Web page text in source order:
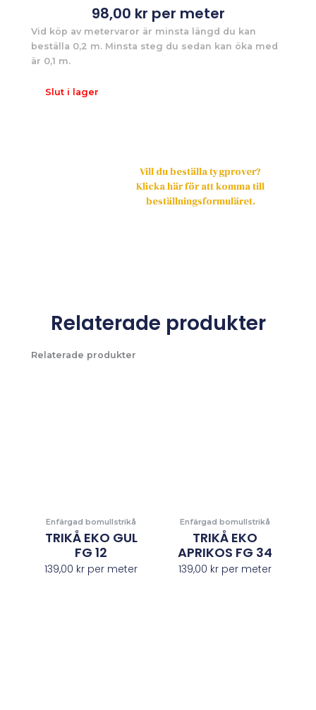
98,00 kr per meter
Vid köp av metervaror är minsta längd du kan
beställa 0,2 m. Minsta steg du sedan kan öka med
är 0,1 m.
Slut i lager
Vill du beställa tygprover?
Klicka här för att komma till
beställningsformuläret.
Relaterade produkter
Relaterade produkter
Enfärgad bomullstrikå
TRIKÅ EKO GUL
FG 12
139,00 kr per meter
Enfärgad bomullstrikå
TRIKÅ EKO
APRIKOS FG 34
139,00 krper meter